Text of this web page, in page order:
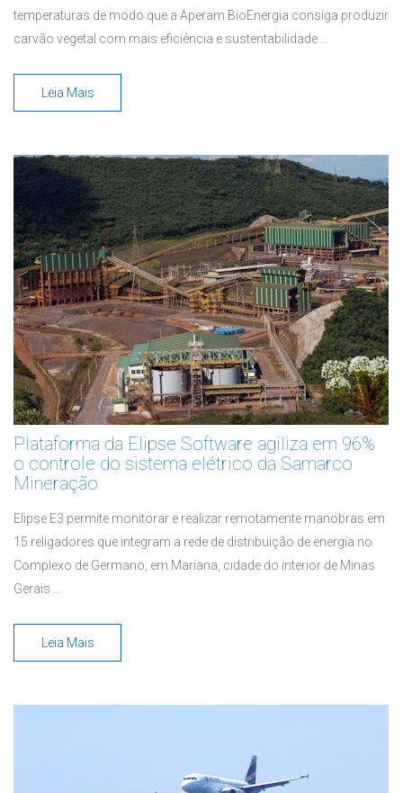
temperaturas de modo que a Aperam BioEnergia consiga produzir
carvão vegetal com mais eficiência e sustentabilidade ...
Leia Mais
Plataforma da Elipse Software agiliza em 96%
o controle do sistema elétrico da Samarco
Mineração
Elipse E3 permite monitorar e realizar remotamente manobras em
15 religadores que integram a rede de distribuição de energia no
Complexo de Germano, em Mariana, cidade do interior de Minas
Gerais ...
Leia Mais